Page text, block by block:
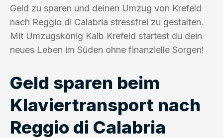
Geld zu sparen und deinen Umzug von Krefeld
nach Reggio di Calabria stressfrei zu gestalten.
Mit Umzugskönig Kalb Krefeld startest du dein
neues Leben im Süden ohne finanzielle Sorgen!
Geld sparen beim
Klaviertransport nach
Reggio di Calabria